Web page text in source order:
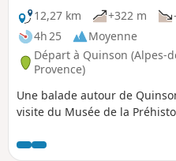
12,27 km
+322 m
4h 25
Moyenne
Départ à Quinson (Alpes-
Provence)
Une balade autour de
visite du Musée de la